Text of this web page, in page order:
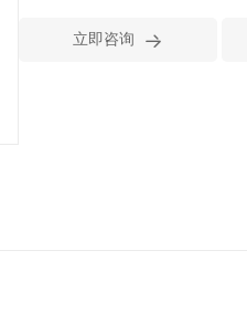
立即咨询 